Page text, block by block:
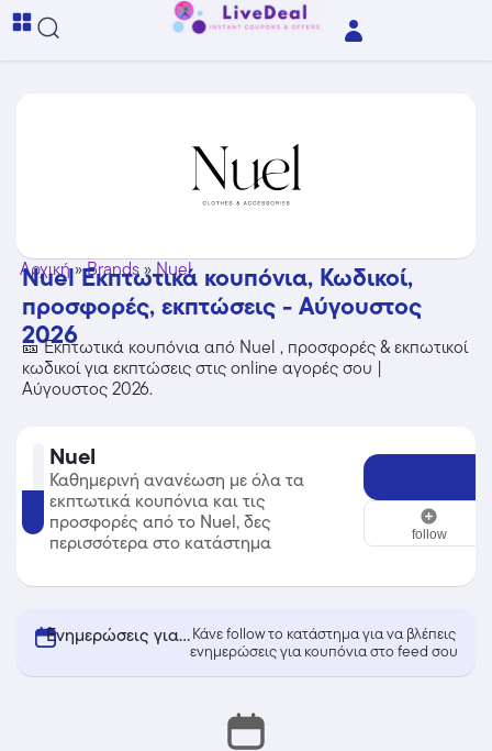
Αρχική»Brands »Nuel
Nuel Εκπτωτικά κουπόνια, Κωδικοί,
προσφορές, εκπτώσεις - Αύγουστος
2026
🎫 Εκπτωτικά κουπόνια από Nuel , προσφορές & εκπωτικοί
κωδικοί για εκπτώσεις στις online αγορές σου |
Αύγουστος 2026.
Nuel
Nuel
Καθημερινή ανανέωση με όλα τα
εκπτωτικά κουπόνια και τις
προσφορές από το Nuel, δες
περισσότερα στο κατάστημα
follow
Ενημερώσεις για κουπόνια από NuelΚάνε follow το κατάστημα για να βλέπεις
ενημερώσεις για κουπόνια στο feed σου